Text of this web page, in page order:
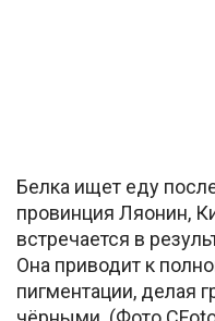
Белка ищет еду
провинция Ляонин,
встречается в
Она приводит к
пигментации, делая